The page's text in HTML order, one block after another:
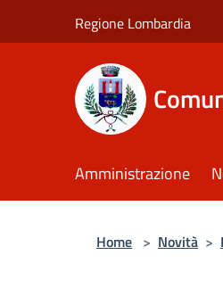
Regione Lombardia
Amministrazione
Home > Novità >